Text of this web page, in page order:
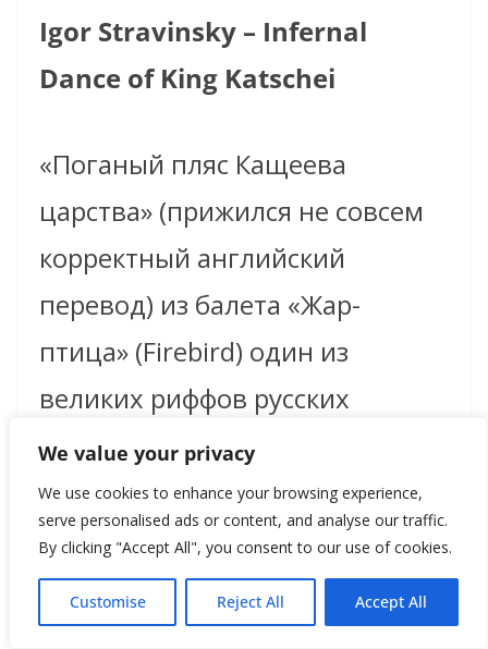
We value your privacy
We use cookies to enhance your browsing experience,
serve personalised ads or content, and analyse our traffic.
By clicking "Accept All", you consent to our use of cookies.
Customise Reject All Accept All
Igor Stravinsky – Infernal
Dance of King Katschei
«Поганый пляс Кащеева
царства» (прижился не совсем
корректный английский
перевод) из балета «Жар-
птица» (Firebird) один из
великих риффов русских
композиторов. «Марш
Черномора» Глинки тоже
многого стоит.
https://www.youtube.com/watch